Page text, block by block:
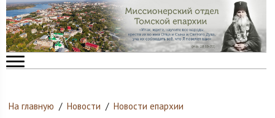
На главную / Новости / Новости епархии